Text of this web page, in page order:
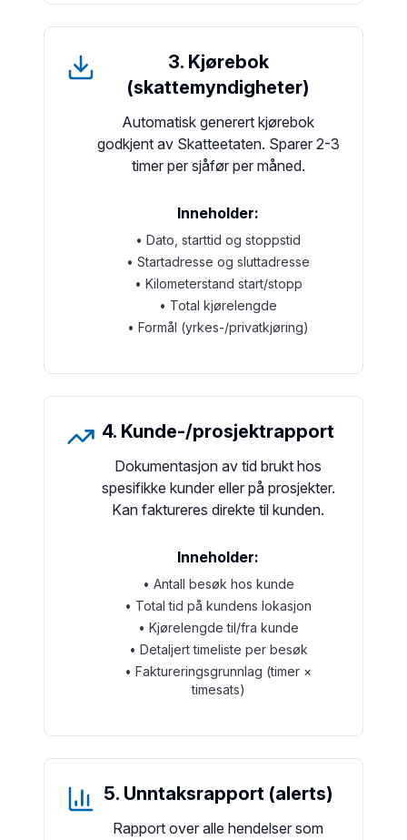
3. Kjørebok
(skattemyndigheter)
Automatisk generert kjørebok
godkjent av Skatteetaten. Sparer 2-3
timer per sjåfør per måned.
Inneholder:
• Dato, starttid og stoppstid
• Startadresse og sluttadresse
• Kilometerstand start/stopp
• Total kjørelengde
• Formål (yrkes-/privatkjøring)
4. Kunde-/prosjektrapport
Dokumentasjon av tid brukt hos
spesifikke kunder eller på prosjekter.
Kan faktureres direkte til kunden.
Inneholder:
• Antall besøk hos kunde
• Total tid på kundens lokasjon
• Kjørelengde til/fra kunde
• Detaljert timeliste per besøk
• Faktureringsgrunnlag (timer ×
timesats)
5. Unntaksrapport (alerts)
Rapport over alle hendelser som